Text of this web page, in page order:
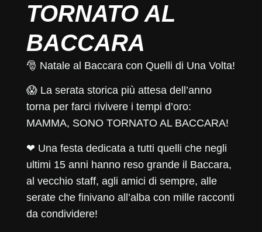
TORNATO AL
BACCARA
🎅 Natale al Baccara con Quelli di Una Volta!
😱 La serata storica più attesa dell’anno
torna per farci rivivere i tempi d’oro:
MAMMA, SONO TORNATO AL BACCARA!
❤ Una festa dedicata a tutti quelli che negli
ultimi 15 anni hanno reso grande il Baccara,
al vecchio staff, agli amici di sempre, alle
serate che finivano all’alba con mille racconti
da condividere!